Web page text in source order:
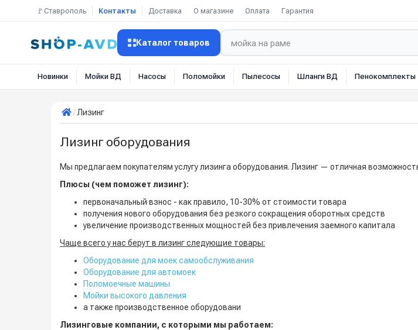
🚩Ставрополь Контакты Доставка О магазине Оплата Гарантия
Каталог товаров
Новинки Мойки ВД Насосы Поломойки Пылесосы Шланги ВД Пенокомплекты
Лизинг
Лизинг оборудования
Мы предлагаем покупателям услугу лизинга оборудования. Лизинг — отличная
Плюсы (чем поможет лизинг):
первоначальный взнос - как правило, 10-30% от стоимости товара
получения нового оборудования без резкого сокращения оборотных средств
увеличение производственных мощностей без привлечения заемного капитала
Чаще всего у нас берут в лизинг следующие товары:
Оборудование для моек самообслуживания
Оборудование для автомоек
Поломоечные машины
Мойки высокого давления
а также производственное оборудовани
Лизинговые компании, с которыми мы работаем: